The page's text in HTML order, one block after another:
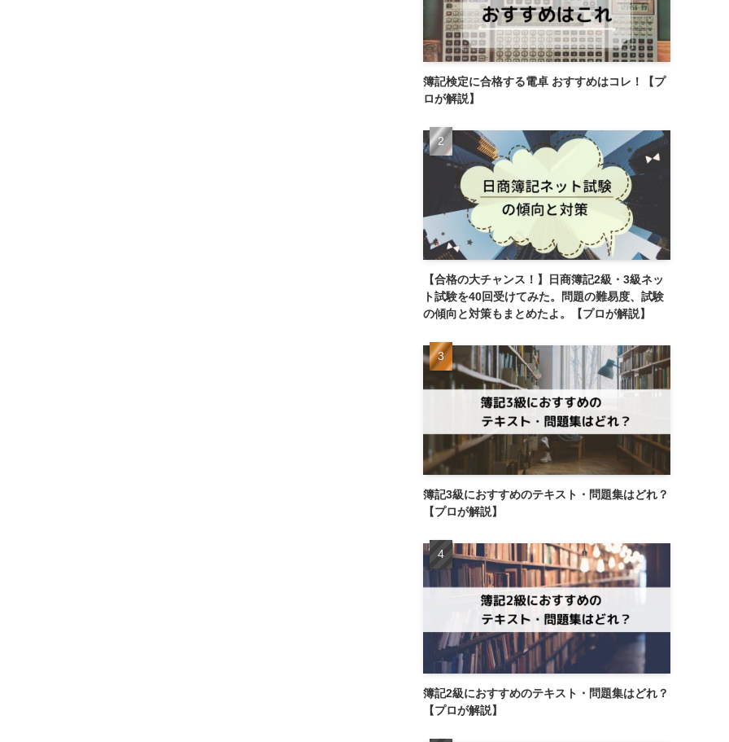
簿記検定に合格する電卓 おすすめはコレ！【プ
ロが解説】
【合格の大チャンス！】日商簿記2級・3級ネッ
ト試験を40回受けてみた。問題の難易度、試験
の傾向と対策もまとめたよ。【プロが解説】
簿記3級におすすめのテキスト・問題集はどれ？
【プロが解説】
簿記2級におすすめのテキスト・問題集はどれ？
【プロが解説】